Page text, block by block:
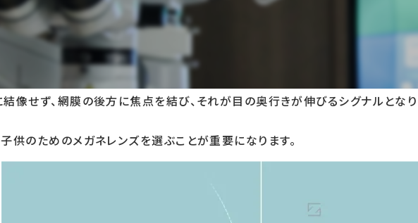
ンズ（旧MCレンズ）ZEISS マイオキッズレンズは成長期の近視のお子様の
ガネレンズが必要なのか
行われます。幼い子供の視覚系が最適に機能していない場合、子供の発育
近くの物体を見ようとすると、きちんと焦点を合わせきらずに物体を見ようと
像せず、網膜の後方に焦点を結び、それが目の奥行きが伸びるシグナルとな
供のためのメガネレンズを選ぶことが重要になります。